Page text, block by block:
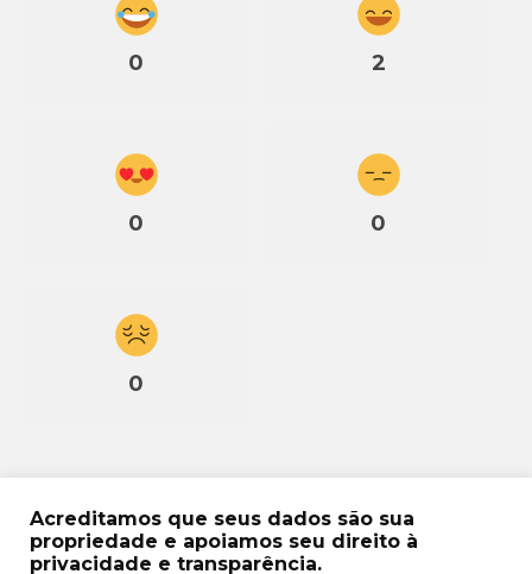
0 2
0 0
0
Acreditamos que seus dados são sua
propriedade e apoiamos seu direito à
privacidade e transparência.